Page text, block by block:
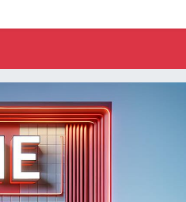
BİST100